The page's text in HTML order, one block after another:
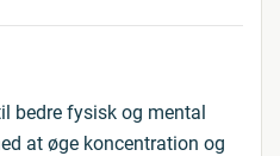
bedre fysisk og mental
at øge koncentration og